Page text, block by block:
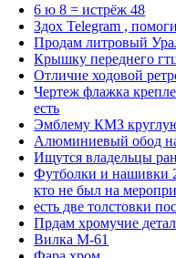
6 ю 8 = истрёж 48
Здох Telegram ,
Продам литровый
Крышку переднего
Отличие ходовой
Чертеж флажка
есть
Эмблему КМЗ
Алюминиевый обод
Ищутся владельцы
Футболки и нашивки
кто не был на
есть две толстовки
Прдам хромучие
Вилка М-61